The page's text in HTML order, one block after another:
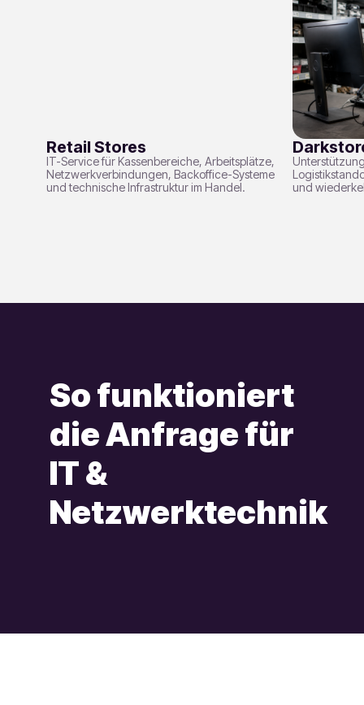
Retail Stores
IT-Service für Kassenbereiche, Arbeitsplätze,
Netzwerkverbindungen, Backoffice-Systeme
und technische Infrastruktur im Handel.
und
So funktioniert
die Anfrage für
IT &
Netzwerktechnik